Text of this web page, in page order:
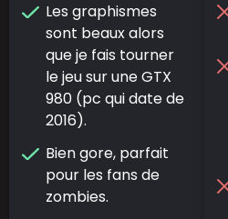
Les graphismes
sont beaux alors
que je fais tourner
le jeu sur une GTX
980 (pc qui date de
2016).
Bien gore, parfait
pour les fans de
zombies.